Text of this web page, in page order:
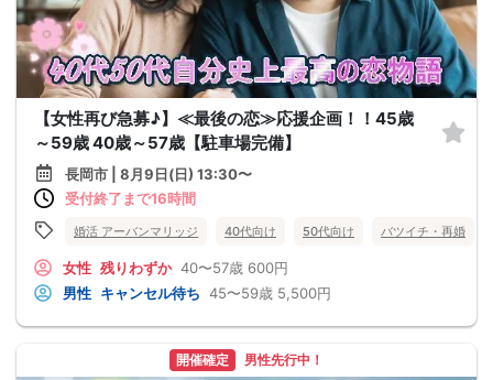
【女性再び急募♪】≪最後の恋≫応援企画！！45歳
～59歳 40歳～57歳【駐車場完備】
長岡市 | 8月9日(日) 13:30〜
受付終了まで16時間
婚活 アーバンマリッジ 40代向け 50代向け バツイチ・再婚
女性 残りわずか 40〜57歳 600円
男性 キャンセル待ち 45〜59歳 5,500円
開催確定 男性先行中！